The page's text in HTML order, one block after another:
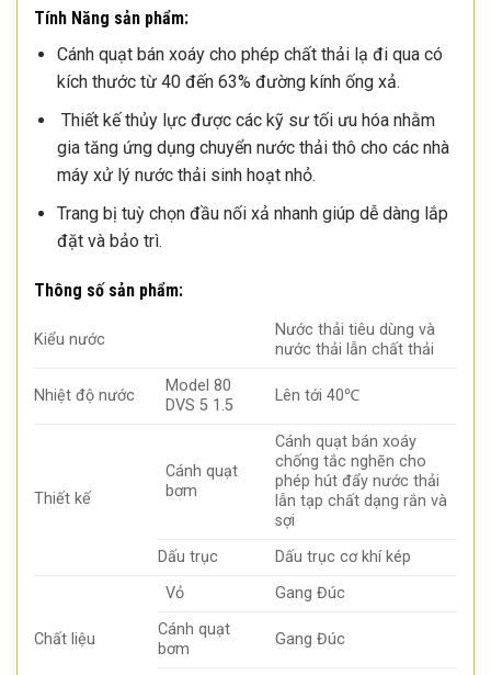
Tính Năng sản phẩm:
Cánh quạt bán xoáy cho phép chất thải lạ đi qua có
kích thước từ 40 đến 63% đường kính ống xả.
Thiết kế thủy lực được các kỹ sư tối ưu hóa nhằm
gia tăng ứng dụng chuyển nước thải thô cho các nhà
máy xử lý nước thải sinh hoạt nhỏ.
Trang bị tuỳ chọn đầu nối xả nhanh giúp dễ dàng lắp
đặt và bảo trì.
Thông số sản phẩm:
Kiểu nước
Nước thải tiêu dùng và
nước thải lẫn chất thải
Nhiệt độ nước
Model 80
DVS 5 1.5
Lên tới 40℃
Thiết kế
Cánh quạt
bơm
Cánh quạt bán xoáy
chống tắc nghẽn cho
phép hút đẩy nước thải
lẫn tạp chất dạng rắn và
sợi
Dấu trục
Dấu trục cơ khí kép
Chất liệu
Vỏ
Gang Đúc
Cánh quạt
bơm
Gang Đúc